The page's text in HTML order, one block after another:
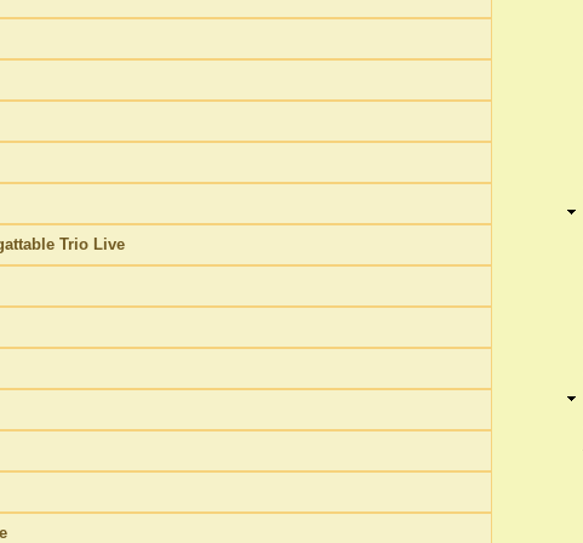
Trio Live